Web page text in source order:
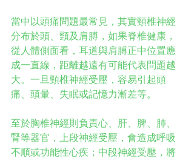
當中以頭痛問題最常見，其實頸椎神經
分布於頭、頸及肩膊，如果脊椎健康，
從人體側面看，耳道與肩膊正中位置應
成一直線，距離越遠有可能代表問題越
大。一旦頸椎神經受壓，容易引起頭
痛、頭暈、失眠或記憶力漸差等。
至於胸椎神經則負責心、肝、脾、肺、
腎等器官，上段神經受壓，會造成呼吸
不順或功能性心疾；中段神經受壓，將